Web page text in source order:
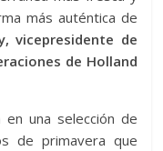
más auténtica de
vicepresidente de
de Holland
una selección de
de primavera que